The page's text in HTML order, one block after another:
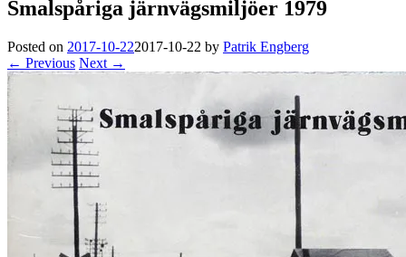
Smalspåriga järnvägsmiljöer 1979
Posted on 2017-10-222017-10-22 by Patrik Engberg
← Previous Next →